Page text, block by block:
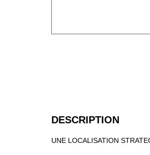
DESCRIPTION
UNE LOCALISATION